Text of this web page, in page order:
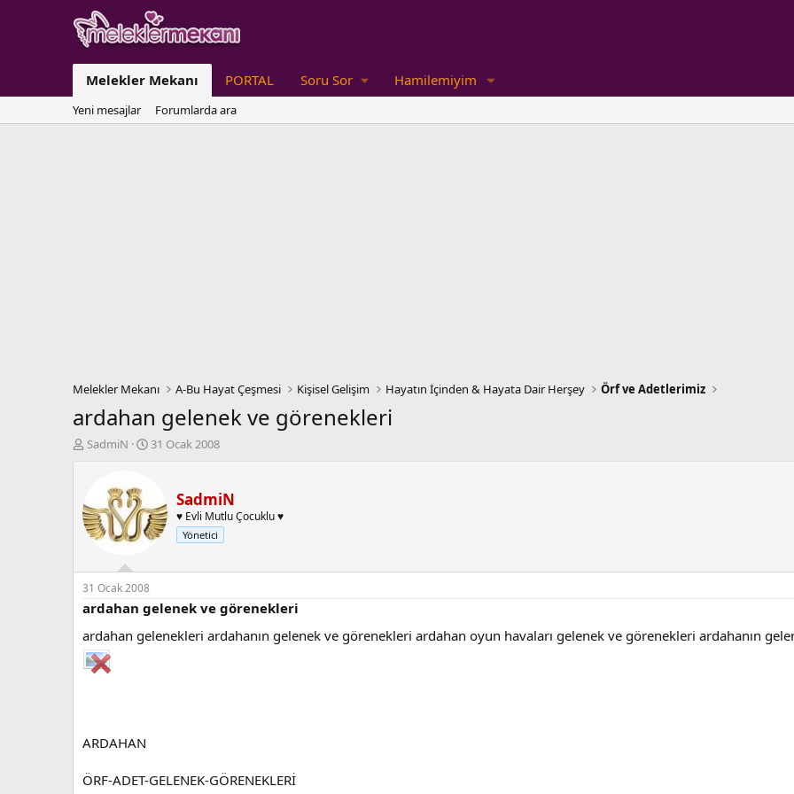
Melekler Mekanı PORTAL Soru Sor Hamilemiyim
Yeni mesajlar Forumlarda ara
Melekler Mekanı A-Bu Hayat Çeşmesi Kişisel Gelişim Hayatın İçinden & Hayata Dair Herşey Örf ve Adetlerimiz
ardahan gelenek ve görenekleri
K
u
y
u
a
ş
l
a
t
a
n
SadmiN
B
a
n
g
ç
a
r
i
31 Ocak 2008
SadmiN
♥ Evli Mutlu Çocuklu ♥
Yönetici
31 Ocak 2008
ardahan gelenek ve görenekleri
ardahan gelenekleri ardahanın gelenek ve görenekleri ardahan oyun havaları gelenek ve görenekleri ardahanın
ARDAHAN
ÖRF-ADET-GELENEK-GÖRENEKLERİ